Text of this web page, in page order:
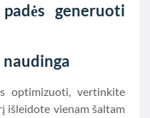
generuoti
optimizuoti, vertinkite
išleidote vienam šaltam